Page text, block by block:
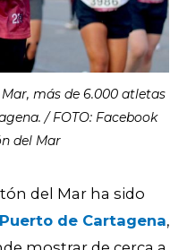
más de 6.000 atletas
/ FOTO: Facebook
del Mar
del Mar ha sido
de Cartagena,